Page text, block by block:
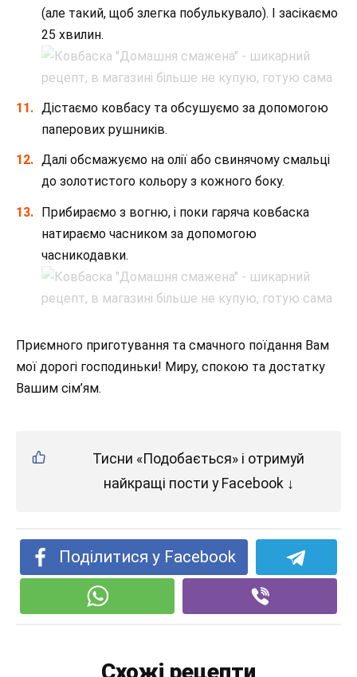
(але такий, щоб злегка побулькувало). І засікаємо
25 хвилин.
Дістаємо ковбасу та обсушуємо за допомогою
паперових рушників.
Далі обсмажуємо на олії або свинячому смальці
до золотистого кольору з кожного боку.
Прибираємо з вогню, і поки гаряча ковбаска
натираємо часником за допомогою
часникодавки.
Приємного приготування та смачного поїдання Вам
мої дорогі господиньки! Миру, спокою та достатку
Вашим сім’ям.
Тисни «Подобається» і отримуй
найкращі пости у Facebook ↓
Поділитися у Facebook
Схожі рецепти